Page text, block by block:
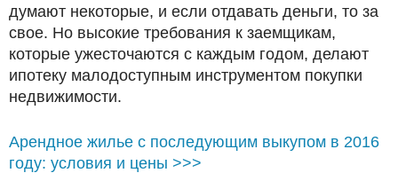
думают некоторые, и если отдавать деньги, то за
свое. Но высокие требования к заемщикам,
которые ужесточаются с каждым годом, делают
ипотеку малодоступным инструментом покупки
недвижимости.
Арендное жилье с последующим выкупом в 2016
году: условия и цены >>>